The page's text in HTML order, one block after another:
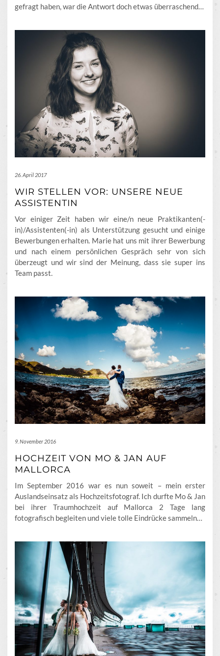
gefragt haben, war die Antwort doch etwas überraschend…
26. April 2017
WIR STELLEN VOR: UNSERE NEUE
ASSISTENTIN
Vor einiger Zeit haben wir eine/n neue Praktikanten(-
in)/Assistenten(-in) als Unterstützung gesucht und einige
Bewerbungen erhalten. Marie hat uns mit ihrer Bewerbung
und nach einem persönlichen Gespräch sehr von sich
überzeugt und wir sind der Meinung, dass sie super ins
Team passt.
9. November 2016
HOCHZEIT VON MO & JAN AUF
MALLORCA
Im September 2016 war es nun soweit – mein erster
Auslandseinsatz als Hochzeitsfotograf. Ich durfte Mo & Jan
bei ihrer Traumhochzeit auf Mallorca 2 Tage lang
fotografisch begleiten und viele tolle Eindrücke sammeln…